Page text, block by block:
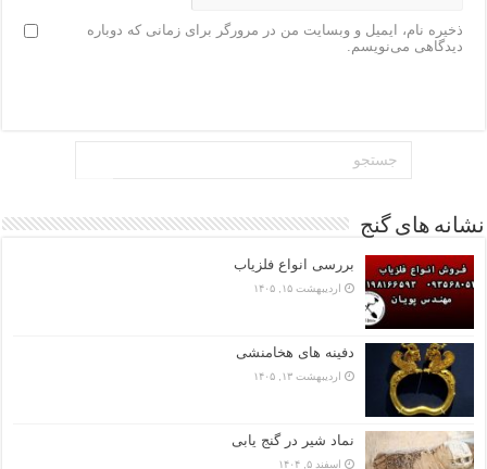
ذخیره نام، ایمیل و وبسایت من در مرورگر برای زمانی که دوباره
دیدگاهی می‌نویسم.
نشانه های گنج
بررسی انواع فلزیاب
اردیبهشت ۱۵, ۱۴۰۵
دفینه های هخامنشی
اردیبهشت ۱۳, ۱۴۰۵
نماد شیر در گنج یابی
اسفند ۵, ۱۴۰۴